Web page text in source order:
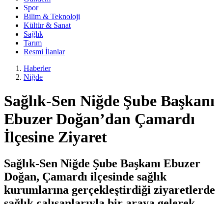
Spor
Bilim & Teknoloji
Kültür & Sanat
Sağlık
Tarım
Resmi İlanlar
Haberler
Niğde
Sağlık-Sen Niğde Şube Başkanı
Ebuzer Doğan’dan Çamardı
İlçesine Ziyaret
Sağlık-Sen Niğde Şube Başkanı Ebuzer
Doğan, Çamardı ilçesinde sağlık
kurumlarına gerçekleştirdiği ziyaretlerde